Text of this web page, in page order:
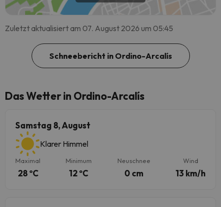
Zuletzt aktualisiert am 07. August 2026 um 05:45
Schneebericht in Ordino-Arcalís
Das Wetter in Ordino-Arcalís
Samstag 8, August
Klarer Himmel
Maximal
28 ºC
Minimum
12 ºC
Neuschnee
0 cm
Wind
13 km/h